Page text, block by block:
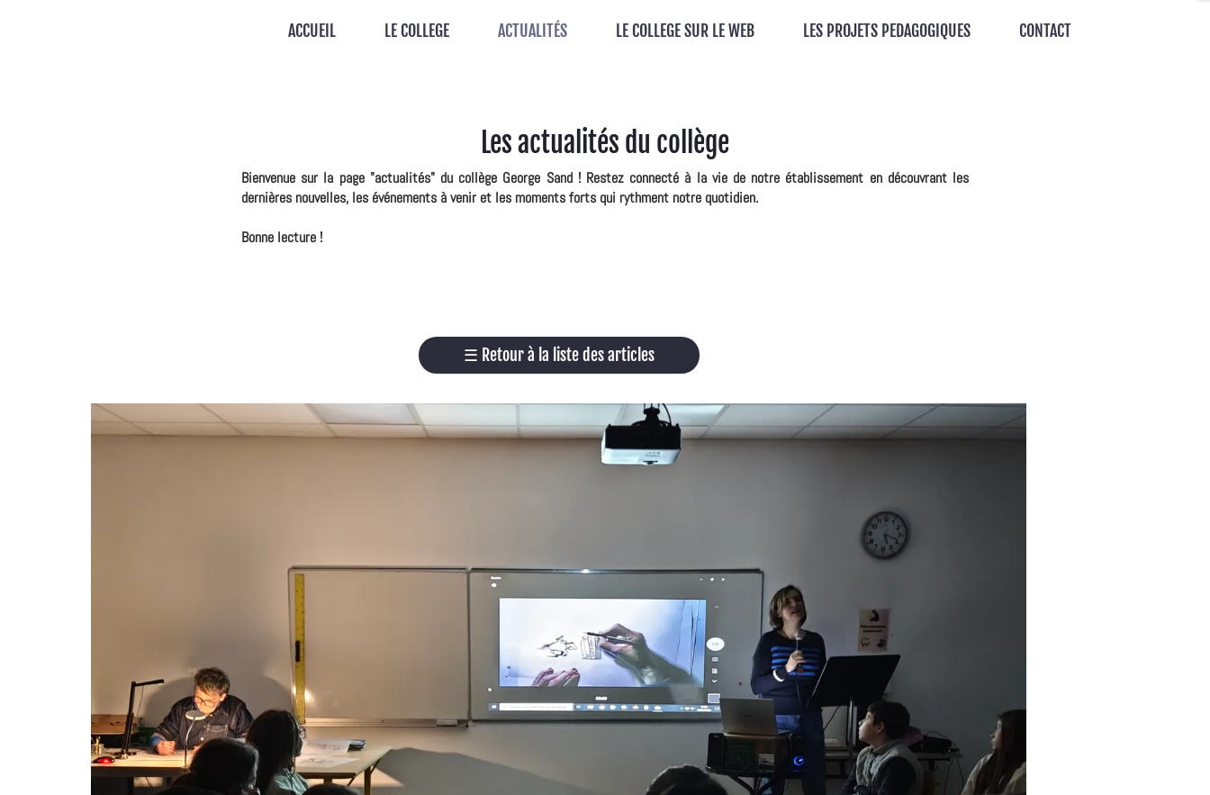
ACCUEIL LE COLLEGE ACTUALITÉS LE COLLEGE SUR LE WEB LES PROJETS PEDAGOGIQUES CONTACT
Les actualités du collège
Bienvenue sur la page "actualités" du collège George Sand ! Restez connecté à la vie de notre établissement en découvrant les
dernières nouvelles, les événements à venir et les moments forts qui rythment notre quotidien.
Bonne lecture !
☰ Retour à la liste des articles